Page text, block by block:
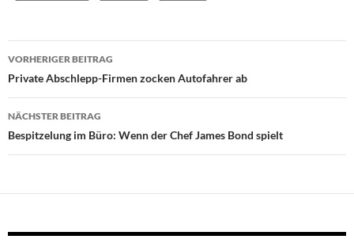
Beitragsnavigation
VORHERIGER BEITRAG
Private Abschlepp-Firmen zocken Autofahrer ab
NÄCHSTER BEITRAG
Bespitzelung im Büro: Wenn der Chef James Bond spielt